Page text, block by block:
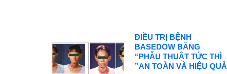
ĐIỀU TRỊ BỆNH
BASEDOW BẰNG
“PHẪU THUẬT TỨC THÌ
”AN TOÀN VÀ HIỆU QUẢ